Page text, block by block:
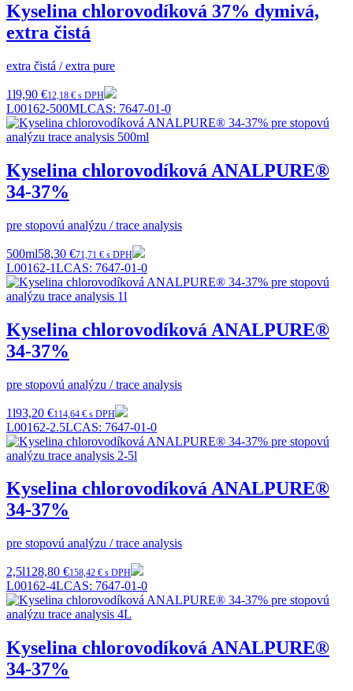
Kyselina chlorovodíková 37% dymivá,
extra čistá
extra čistá / extra pure
1l9,90 €12,18 € s DPH
L00162-500MLCAS: 7647-01-0
Kyselina chlorovodíková ANALPURE®
34-37%
pre stopovú analýzu / trace analysis
500ml58,30 €71,71 € s DPH
L00162-1LCAS: 7647-01-0
Kyselina chlorovodíková ANALPURE®
34-37%
pre stopovú analýzu / trace analysis
1l93,20 €114,64 € s DPH
L00162-2.5LCAS: 7647-01-0
Kyselina chlorovodíková ANALPURE®
34-37%
pre stopovú analýzu / trace analysis
2,5l128,80 €158,42 € s DPH
L00162-4LCAS: 7647-01-0
Kyselina chlorovodíková ANALPURE®
34-37%